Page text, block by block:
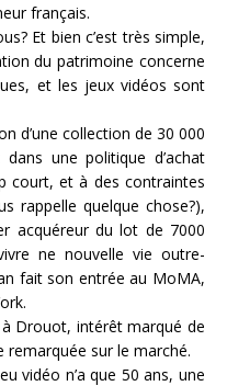
français.
Et bien c’est très simple,
du patrimoine concerne
et les jeux vidéos sont
d’une collection de 30 000
une politique d’achat
court, et à des contraintes
rappelle quelque chose?),
acquéreur du lot de 7000
ne nouvelle vie outre-
fait son entrée au MoMA,
Drouot, intérêt marqué de
sur le marché.
vidéo n’a que 50 ans, une